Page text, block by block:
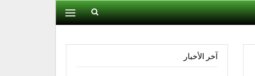
آخر الأخبار